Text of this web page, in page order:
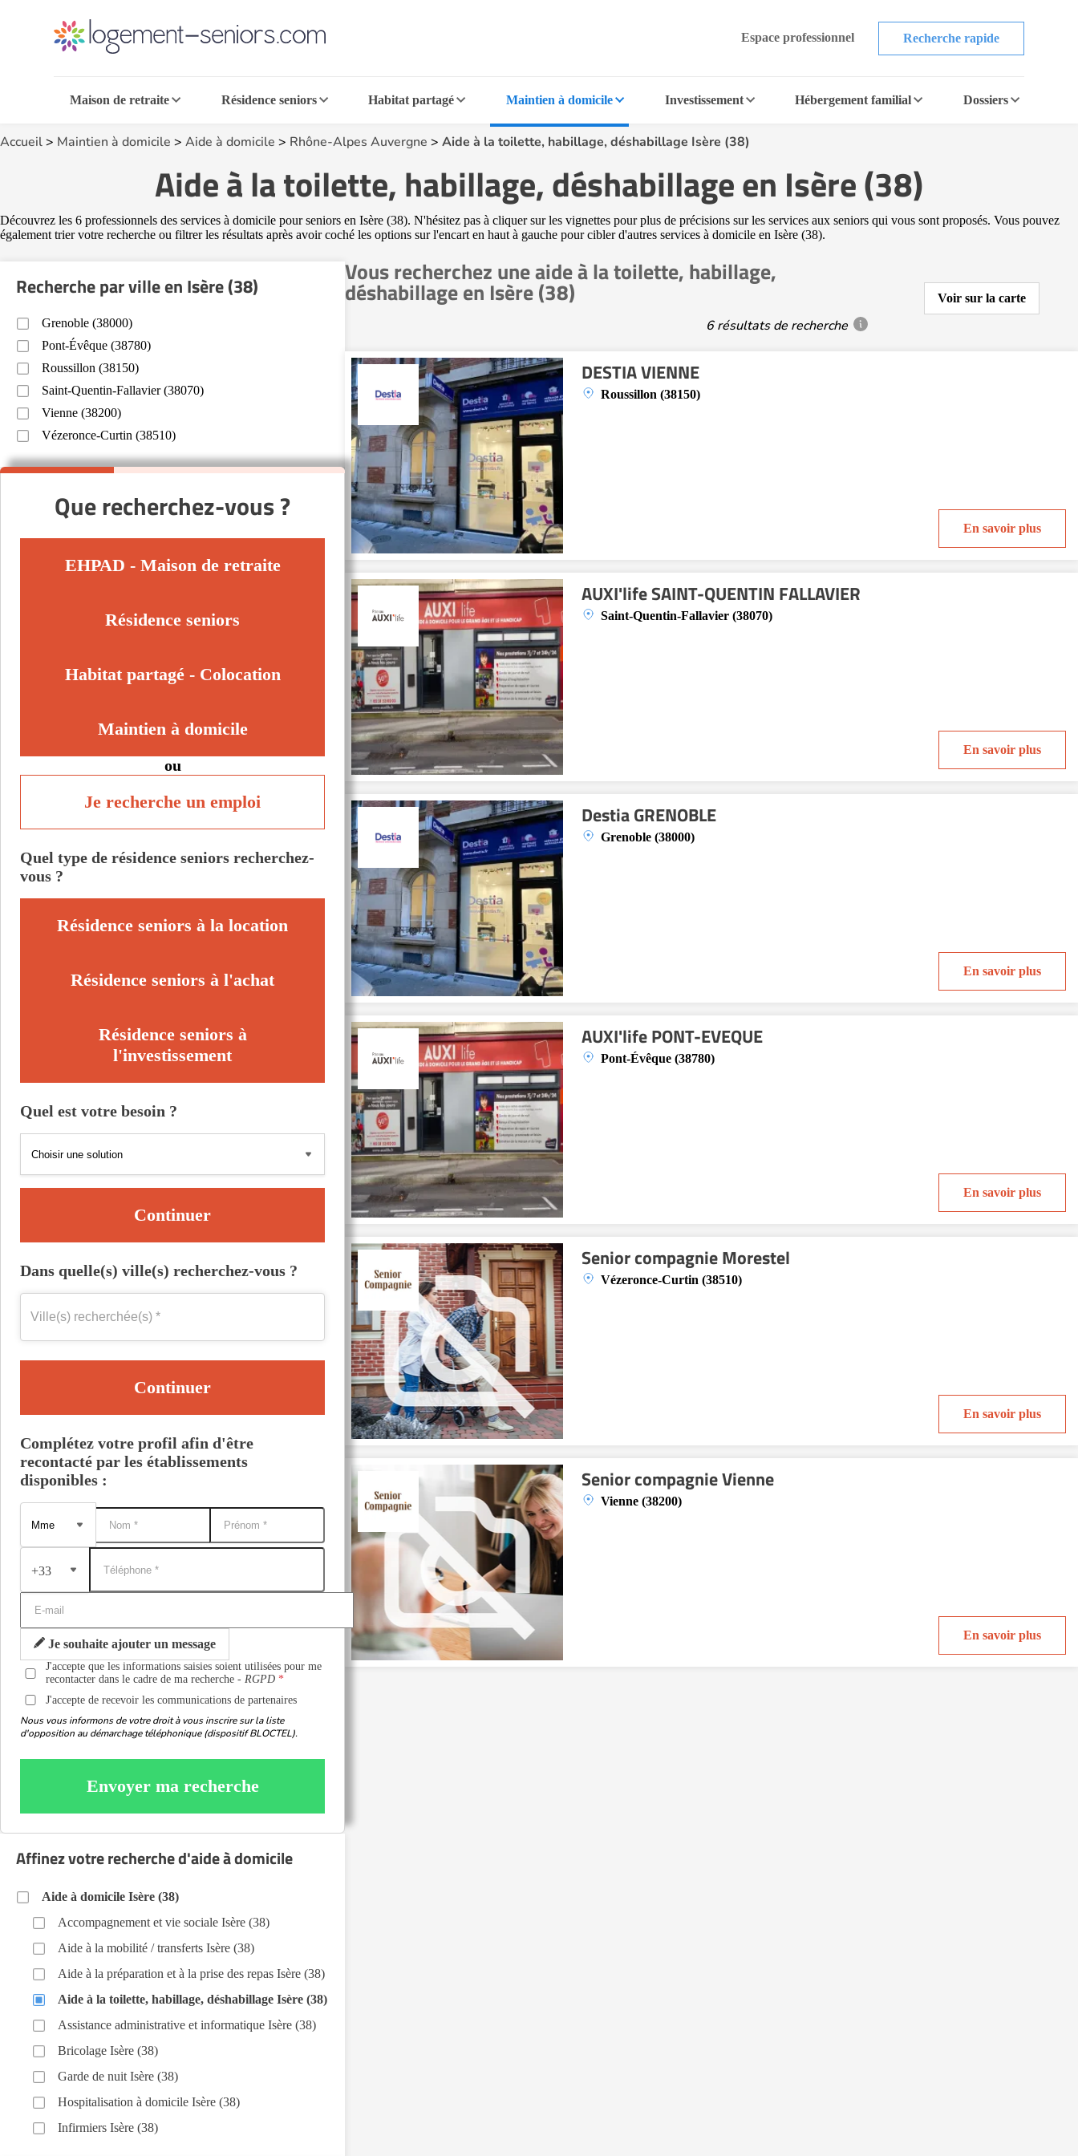
Espace professionnel Recherche rapide
Maison de retraite Résidence seniors Habitat partagé Maintien à domicile Investissement Hébergement familial Dossiers
Accueil> Maintien à domicile > Aide à domicile > Rhône-Alpes Auvergne > Aide à la toilette, habillage, déshabillage Isère (38)
Aide à la toilette, habillage, déshabillage en Isère (38)
Découvrez les 6 professionnels des services à domicile pour seniors en Isère (38). N'hésitez pas à cliquer sur les vignettes pour plus de précisions sur les services aux seniors qui vous sont proposés. Vous pouvez
également trier votre recherche ou filtrer les résultats après avoir coché les options sur l'encart en haut à gauche pour cibler d'autres services à domicile en Isère (38).
Vous recherchez une aide à la toilette, habillage,
déshabillage en Isère (38)
6 résultats de recherche
Voir sur la carte
DESTIA VIENNE
Roussillon (38150)
En savoir plus
AUXI'life SAINT-QUENTIN FALLAVIER
Saint-Quentin-Fallavier (38070)
En savoir plus
Destia GRENOBLE
Grenoble (38000)
En savoir plus
AUXI'life PONT-EVEQUE
Pont-Évêque (38780)
En savoir plus
Senior compagnie Morestel
Vézeronce-Curtin (38510)
En savoir plus
Senior compagnie Vienne
Vienne (38200)
En savoir plus
Recherche par ville en Isère (38)
Grenoble (38000)
Pont-Évêque (38780)
Roussillon (38150)
Saint-Quentin-Fallavier (38070)
Vienne (38200)
Vézeronce-Curtin (38510)
Que recherchez-vous ?
EHPAD - Maison de retraite
Résidence seniors
Habitat partagé - Colocation
Maintien à domicile
ou
Je recherche un emploi
Quel type de résidence seniors recherchez-
vous ?
Résidence seniors à la location
Résidence seniors à l'achat
Résidence seniors à
l'investissement
Quel est votre besoin ?
Continuer
Dans quelle(s) ville(s) recherchez-vous ?
Continuer
Complétez votre profil afin d'être
recontacté par les établissements
disponibles :
+33
Je souhaite ajouter un message
J'accepte que les informations saisies soient utilisées pour me
recontacter dans le cadre de ma recherche -RGPD
J'accepte de recevoir les communications de partenaires
Nous vous informons de votre droit à vous inscrire sur la liste
d'opposition au démarchage téléphonique (dispositif BLOCTEL).
Envoyer ma recherche
Affinez votre recherche d'aide à domicile
Aide à domicile Isère (38)
Accompagnement et vie sociale Isère (38)
Aide à la mobilité / transferts Isère (38)
Aide à la préparation et à la prise des repas Isère (38)
Aide à la toilette, habillage, déshabillage Isère (38)
Assistance administrative et informatique Isère (38)
Bricolage Isère (38)
Garde de nuit Isère (38)
Hospitalisation à domicile Isère (38)
Infirmiers Isère (38)